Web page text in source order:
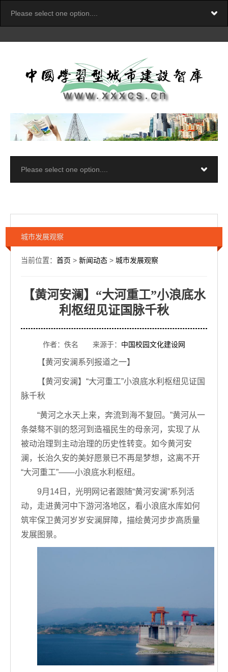
城市发展观察
当前位置： 首页 > 新闻动态 > 城市发展观察
【黄河安澜】“大河重工”小浪底水
利枢纽见证国脉千秋
作者：佚名 来源于： 中国校园文化建设网
【黄河安澜系列报道之一】
【黄河安澜】“大河重工”小浪底水利枢纽见证国
脉千秋
“黄河之水天上来，奔流到海不复回。”黄河从一
条桀骜不驯的怒河到造福民生的母亲河，实现了从
被动治理到主动治理的历史性转变。如今黄河安
澜，长治久安的美好愿景已不再是梦想，这离不开
“大河重工”——小浪底水利枢纽。
9月14日，光明网记者跟随“黄河安澜”系列活
动，走进黄河中下游河洛地区，看小浪底水库如何
筑牢保卫黄河岁岁安澜屏障，描绘黄河步步高质量
发展图景。